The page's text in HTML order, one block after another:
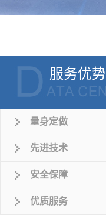
服务优势
量身定做
先进技术
安全保障
优质服务